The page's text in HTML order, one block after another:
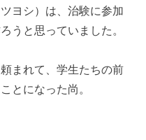
ヨシ）は、治験に参加
うと思っていました。
まれて、学生たちの前
とになった尚。